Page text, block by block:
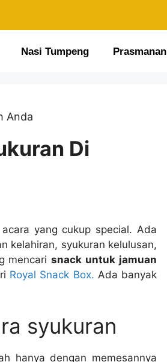
Nasi Tumpeng Prasmanan
Anda
Di
yang cukup special. Ada
kelahiran, syukuran kelulusan,
mencarisnack untuk jamuan
Royal Snack Box. Ada banyak
syukuran
hanya dengan memesannya